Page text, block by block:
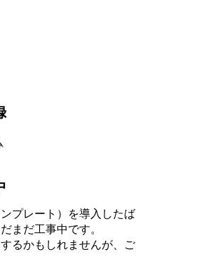
プレート）を導入したば
まだ工事中です。
るかもしれませんが、ご